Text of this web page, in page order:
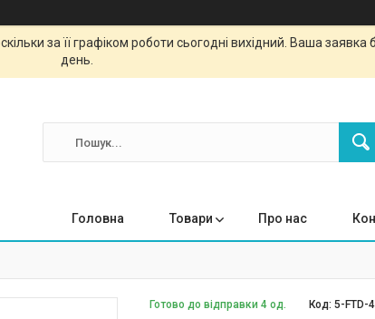
за її графіком роботи сьогодні вихідний. Ваша
день.
Головна Товари Про нас
Готово до відправки 4 од. Код:5-FTD-